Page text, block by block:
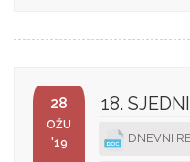
28
OŽU
'19
18.
DNEVNI